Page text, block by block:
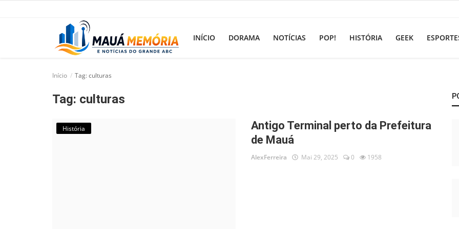
INÍCIO DORAMA NOTÍCIAS POP! HISTÓRIA GEEK
Início Tag: culturas
Tag: culturas
História
Antigo Terminal perto da Prefeitura
de Mauá
AlexFerreira Mai 29, 2025 0 1958